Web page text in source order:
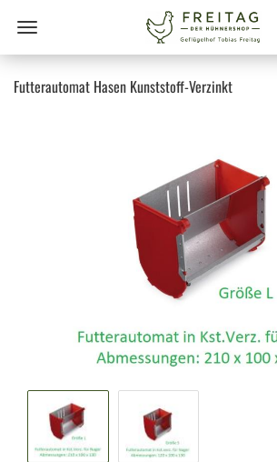
Futterautomat Hasen Kunststoff-Verzinkt